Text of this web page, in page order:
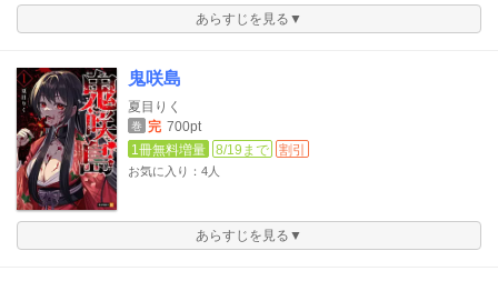
あらすじを見る▼
鬼咲島
夏目りく
巻 完 700pt
1冊無料増量
8/19まで 割引
お気に入り：4人
あらすじを見る▼